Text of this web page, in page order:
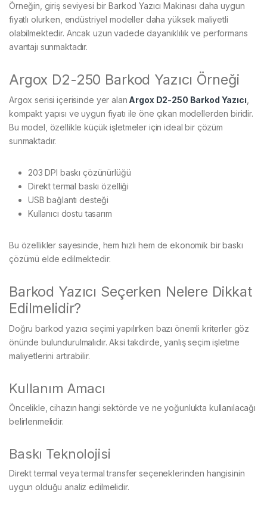
Örneğin, giriş seviyesi bir Barkod Yazıcı Makinası daha uygun
fiyatlı olurken, endüstriyel modeller daha yüksek maliyetli
olabilmektedir. Ancak uzun vadede dayanıklılık ve performans
avantajı sunmaktadır.
Argox D2-250 Barkod Yazıcı Örneği
Argox serisi içerisinde yer alan Argox D2-250 Barkod Yazıcı
kompakt yapısı ve uygun fiyatı ile öne çıkan modellerden biridir.
Bu model, özellikle küçük işletmeler için ideal bir çözüm
sunmaktadır.
203 DPI baskı çözünürlüğü
Direkt termal baskı özelliği
USB bağlantı desteği
Kullanıcı dostu tasarım
Bu özellikler sayesinde, hem hızlı hem de ekonomik bir baskı
çözümü elde edilmektedir.
Barkod Yazıcı Seçerken Nelere Dikkat
Edilmelidir?
Doğru barkod yazıcı seçimi yapılırken bazı önemli kriterler göz
önünde bulundurulmalıdır. Aksi takdirde, yanlış seçim işletme
maliyetlerini artırabilir.
Kullanım Amacı
Öncelikle, cihazın hangi sektörde ve ne yoğunlukta kullanılacağı
belirlenmelidir.
Baskı Teknolojisi
Direkt termal veya termal transfer seçeneklerinden hangisinin
uygun olduğu analiz edilmelidir.